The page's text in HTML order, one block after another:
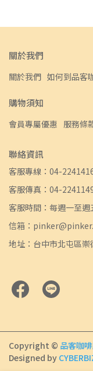
關於我們
關於我們 如何到品客
購物須知
會員專屬優惠 服務條
聯絡資訊
客服專線：04-
客服傳真：04-
客服時間：每週一至週
信箱：
地址：台中市北屯區
Copyright © 品客咖
Designed by